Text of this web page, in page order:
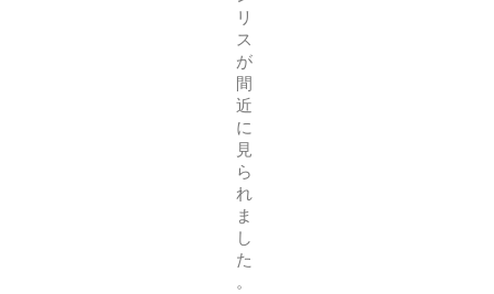
リ
ス
が
間
近
に
見
ら
れ
ま
し
た
。